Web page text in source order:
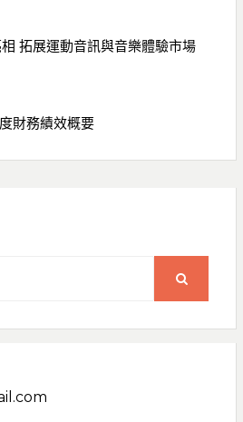
拓展運動音訊與音樂體驗市場
財務績效概要